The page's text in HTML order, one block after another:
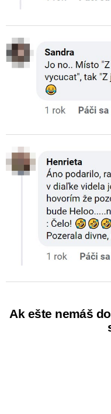
Ak ešte nemáš